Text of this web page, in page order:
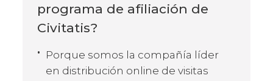
programa de afiliación de
Civitatis?
Porque somos la compañía líder
en distribución online de visitas